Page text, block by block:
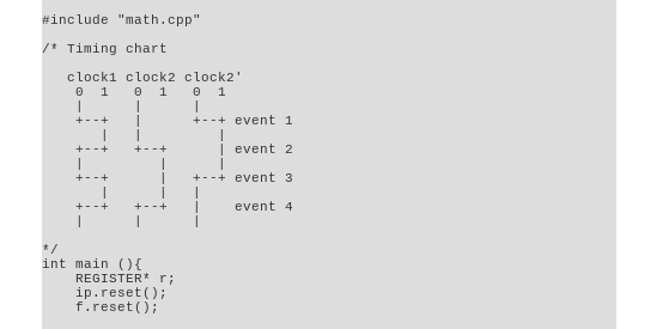
#include "math.cpp"
/* Timing chart
clock1 clock2 clock2'
0  1   0  1   0  1
+--+   |      +--+ event 1
+--+   +--+      | event 2
+--+      |   +--+ event 3
+--+   +--+   |    event 4
*/
int main (){
REGISTER* r;
ip.reset();
f.reset();